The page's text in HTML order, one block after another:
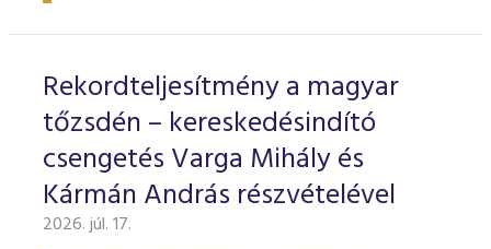
Rekordteljesítmény a magyar
tőzsdén – kereskedésindító
csengetés Varga Mihály és
Kármán András részvételével
2026. júl. 17.